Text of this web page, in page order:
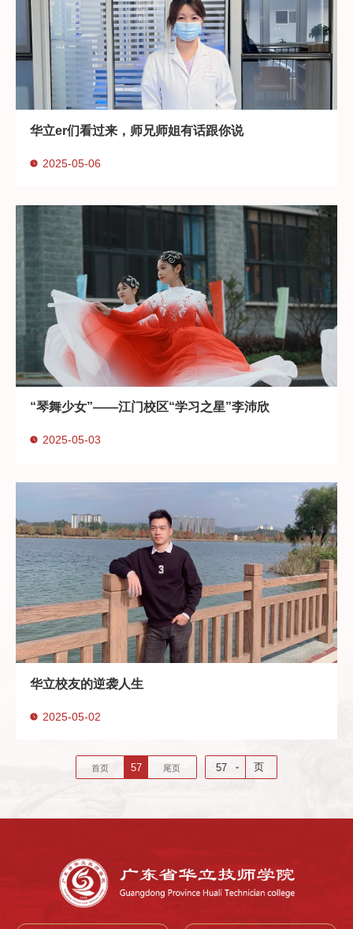
华立er们看过来，师兄师姐有话跟你说
2025-05-06
“琴舞少女”——江门校区“学习之星”李沛欣
2025-05-03
华立校友的逆袭人生
2025-05-02
首页 57 尾页 57 页